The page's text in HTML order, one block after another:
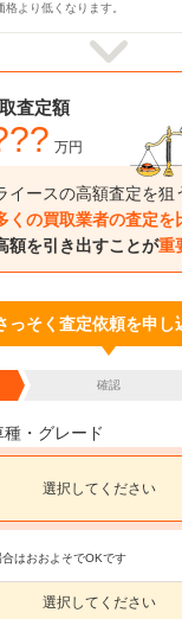
より低くなります。
査定額
万円
イースの高額査定を狙
くの買取業者の査定を
額を引き出すことが重
っそく査定依頼を申し
確認
種・グレード
選択してください
はおおよそでOKです
選択してください